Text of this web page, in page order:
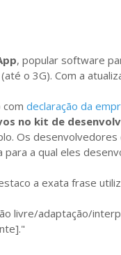
, popular software
o 3G). Com a
com declaração da
no kit de
Os desenvolvedores
para a qual eles
a exata frase
livre/adaptação/